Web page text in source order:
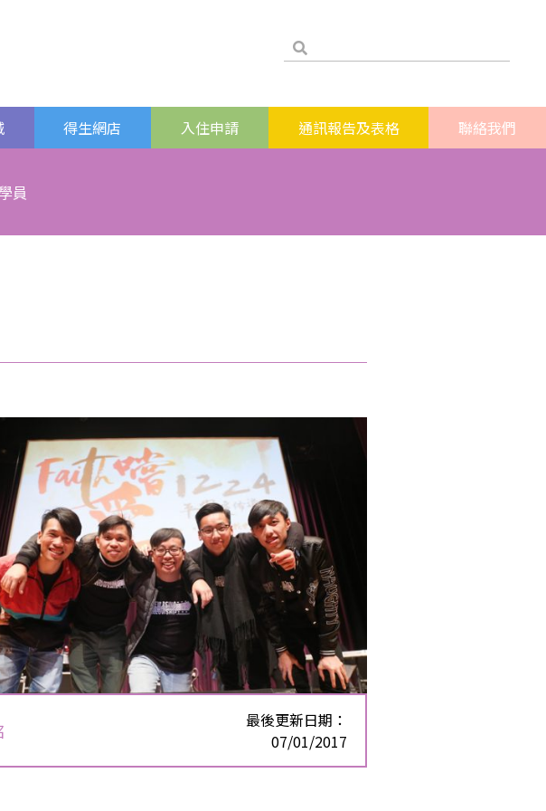
得生網店 入住申請 通訊報告及表格 聯絡我們
學員
最後更新日期：
07/01/2017